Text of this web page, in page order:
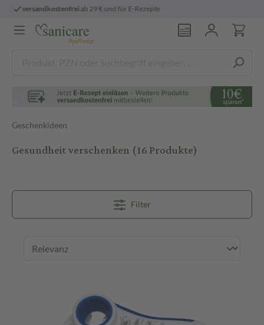
persönlichepharmazeutische Beratung
Geschenkideen
Gesundheit verschenken (16 Produkte)
Filter